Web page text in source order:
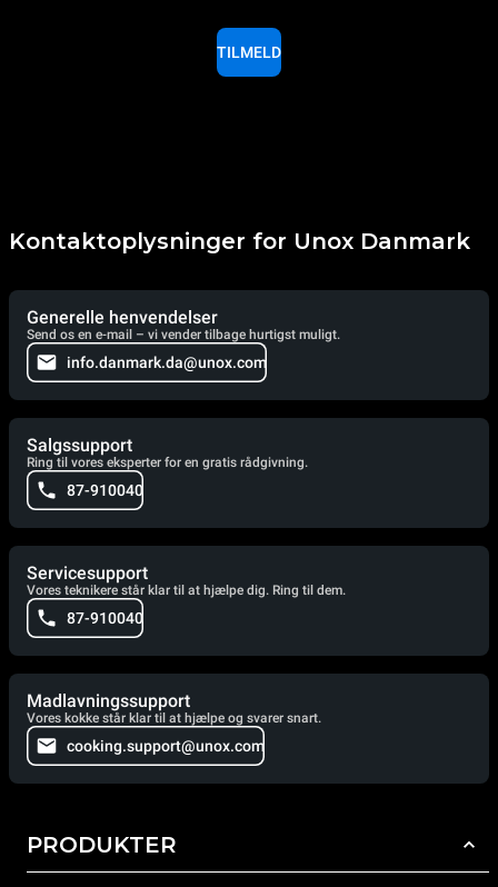
TILMELD
Kontaktoplysninger for Unox Danmark
Generelle henvendelser
Send os en e-mail – vi vender tilbage hurtigst muligt.
info.danmark.da@unox.com
Salgssupport
Ring til vores eksperter for en gratis rådgivning.
87-910040
Servicesupport
Vores teknikere står klar til at hjælpe dig. Ring til dem.
87-910040
Madlavningssupport
Vores kokke står klar til at hjælpe og svarer snart.
cooking.support@unox.com
PRODUKTER